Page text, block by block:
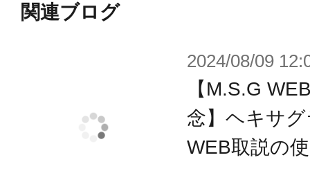
関連ブログ
2024/08/09
【M.S.G
念】ヘキサ
WEB取説の